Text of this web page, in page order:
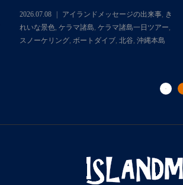
2026.07.08 アイランドメッセージの出来事, き
れいな景色, ケラマ諸島 ケラマ諸島一日ツアー
スノーケリング, ボートダイブ, 北谷 沖縄本島